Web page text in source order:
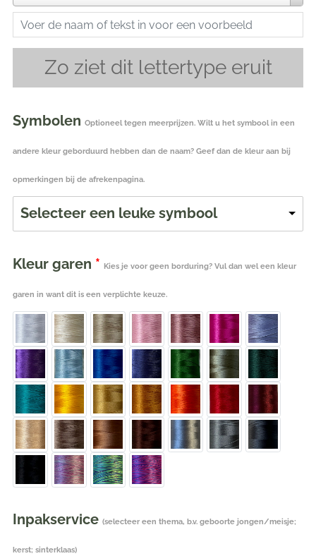
Zo ziet dit lettertype eruit
Symbolen Optioneel tegen meerprijzen. Wilt u het symbool in een
andere kleur geborduurd hebben dan de naam? Geef dan de kleur aan bij
opmerkingen bij de afrekenpagina.
Selecteer een leuke symbool
Kleur garen * Kies je voor geen borduring? Vul dan wel een kleur
garen in want dit is een verplichte keuze.
Inpakservice (selecteer een thema, b.v. geboorte jongen/meisje;
kerst; sinterklaas)